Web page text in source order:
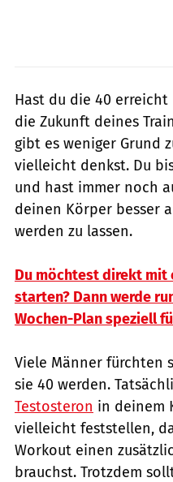
Hast du die 40
die Zukunft deines
gibt es weniger Grund
vielleicht denkst. Du
und hast immer noch
deinen Körper besser
werden zu lassen.
Du möchtest direkt mit
starten? Dann werde
Wochen-Plan speziell
Viele Männer fürchten
sie 40 werden.
Testosteron in deinem
vielleicht feststellen,
Workout einen
brauchst. Trotzdem